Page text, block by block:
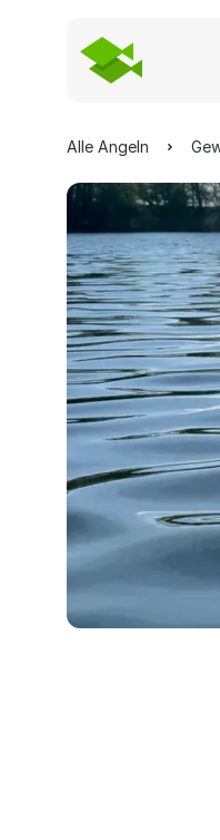
Alle Angeln